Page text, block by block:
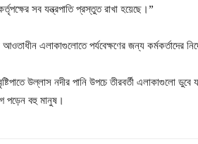
সব যন্ত্রপাতি প্রস্তুত রাখা হয়েছে।”
এলাকাগুলোতে পর্যবেক্ষণের জন্য কর্মকর্তাদের
উল্লাস নদীর পানি উপচে তীরবর্তী এলাকাগুলো
পড়েন বহু মানুষ।